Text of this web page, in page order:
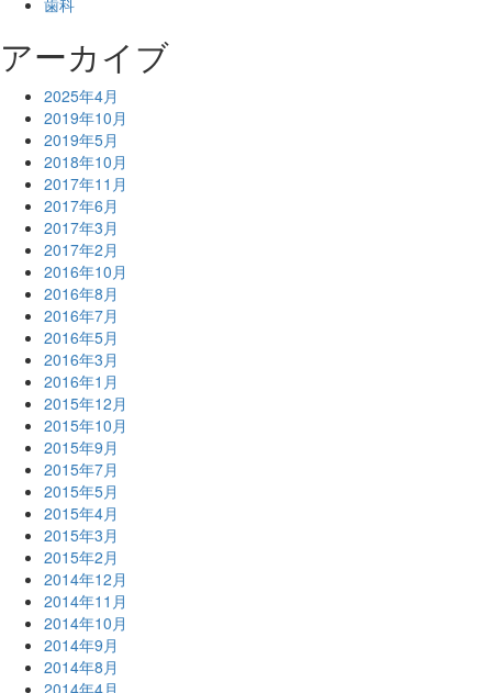
アーカイブ
2025年4月
2019年10月
2019年5月
2018年10月
2017年11月
2017年6月
2017年3月
2017年2月
2016年10月
2016年8月
2016年7月
2016年5月
2016年3月
2016年1月
2015年12月
2015年10月
2015年9月
2015年7月
2015年5月
2015年4月
2015年3月
2015年2月
2014年12月
2014年11月
2014年10月
2014年9月
2014年8月
2014年4月